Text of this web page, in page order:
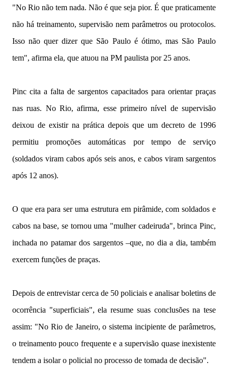
"No Rio não tem nada. Não é que seja pior. É que praticamente
não há treinamento, supervisão nem parâmetros ou protocolos.
Isso não quer dizer que São Paulo é ótimo, mas São Paulo
tem", afirma ela, que atuou na PM paulista por 25 anos.
Pinc cita a falta de sargentos capacitados para orientar praças
nas ruas. No Rio, afirma, esse primeiro nível de supervisão
deixou de existir na prática depois que um decreto de 1996
permitiu promoções automáticas por tempo de serviço
(soldados viram cabos após seis anos, e cabos viram sargentos
após 12 anos).
O que era para ser uma estrutura em pirâmide, com soldados e
cabos na base, se tornou uma "mulher cadeiruda", brinca Pinc,
inchada no patamar dos sargentos –que, no dia a dia, também
exercem funções de praças.
Depois de entrevistar cerca de 50 policiais e analisar boletins de
ocorrência "superficiais", ela resume suas conclusões na tese
assim: "No Rio de Janeiro, o sistema incipiente de parâmetros,
o treinamento pouco frequente e a supervisão quase inexistente
tendem a isolar o policial no processo de tomada de decisão".